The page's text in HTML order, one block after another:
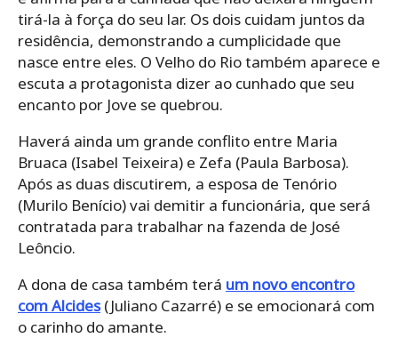
tirá-la à força do seu lar. Os dois cuidam juntos da
residência, demonstrando a cumplicidade que
nasce entre eles. O Velho do Rio também aparece e
escuta a protagonista dizer ao cunhado que seu
encanto por Jove se quebrou.
Haverá ainda um grande conflito entre Maria
Bruaca (Isabel Teixeira) e Zefa (Paula Barbosa).
Após as duas discutirem, a esposa de Tenório
(Murilo Benício) vai demitir a funcionária, que será
contratada para trabalhar na fazenda de José
Leôncio.
A dona de casa também terá um novo encontro
com Alcides(Juliano Cazarré) e se emocionará com
o carinho do amante.